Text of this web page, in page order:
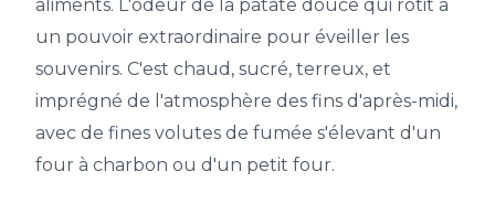
aliments. L'odeur de la patate douce qui rôtit a
un pouvoir extraordinaire pour éveiller les
souvenirs. C'est chaud, sucré, terreux, et
imprégné de l'atmosphère des fins d'après-midi,
avec de fines volutes de fumée s'élevant d'un
four à charbon ou d'un petit four.